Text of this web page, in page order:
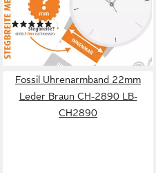
Braun ES-3565 LB-ES3565
(1)
38,99 €
lieferbar - in 2-3 Werktagen bei dir
Fossil Uhrenarmband 22mm
Leder Braun CH-2890 LB-
CH2890